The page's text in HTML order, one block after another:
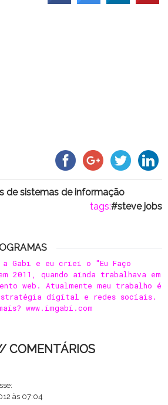
de sistemas de informação
tags:
steve jobs
a Gabi e eu criei o "Eu Faço
2011, quando ainda trabalhava em
web. Atualmente meu trabalho é
digital e redes sociais.
www.imgabi.com
COMENTÁRIOS
às 07:04